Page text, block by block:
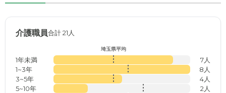
介護職員合計 21人
埼玉県平均
1年未満
7人
1~3年
8人
3~5年
4人
5~10年
2人